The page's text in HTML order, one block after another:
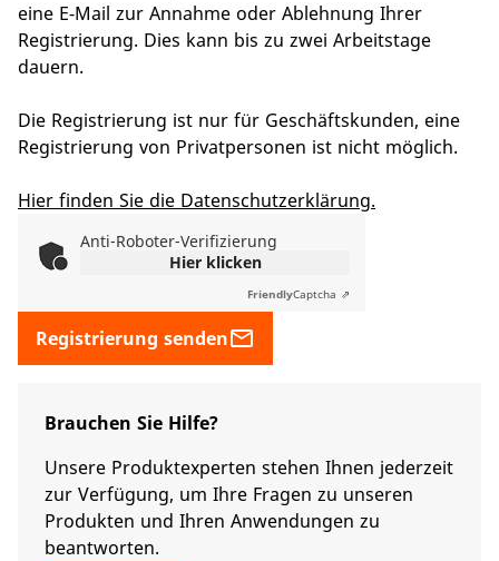
eine E-Mail zur Annahme oder Ablehnung Ihrer
Registrierung. Dies kann bis zu zwei Arbeitstage
dauern.
Die Registrierung ist nur für Geschäftskunden, eine
Registrierung von Privatpersonen ist nicht möglich.
Hier finden Sie die Datenschutzerklärung.
Anti-Roboter-Verifizierung
Hier klicken
FriendlyCaptcha ⇗
Registrierung sendenmail_outline
Brauchen Sie Hilfe?
Unsere Produktexperten stehen Ihnen jederzeit
zur Verfügung, um Ihre Fragen zu unseren
Produkten und Ihren Anwendungen zu
beantworten.